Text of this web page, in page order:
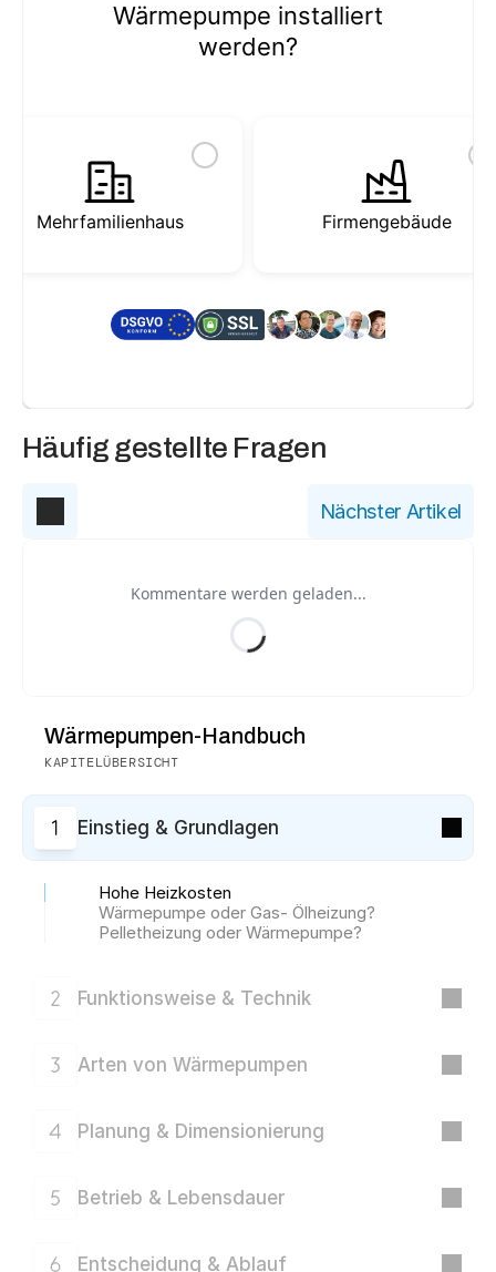
Wärmepumpen-Handbuch
KAPITELÜBERSICHT
Einstieg & Grundlagen
Hohe Heizkosten
Wärmepumpe oder Gas- Ölheizung?
Pelletheizung oder Wärmepumpe?
Funktionsweise & Technik
Arten von Wärmepumpen
Planung & Dimensionierung
Betrieb & Lebensdauer
Entscheidung & Ablauf
Wärmepumpe installiert
werden?
Mehrfamilienhaus Firmengebäude
★
✓Geprüfte Fachbetriebe
Häufig gestellte Fragen
Nächster Artikel
Kommentare werden geladen...